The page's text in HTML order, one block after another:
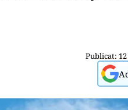
Publicat: 12